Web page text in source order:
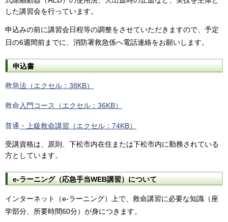
した講習会を行っています。
申込みの前に講習会日程等の調整をさせていただきますので、予定
日の6週間前までに、消防署救急係へ電話連絡をお願いします。
申込書
救急法（エクセル：38KB）
救命入門コース（エクセル：36KB）
普通 ・上級救命講習（エクセル：74KB）
受講資格は、原則、下松市内在住または下松市内に勤務されている
方としています。
e-ラーニング（応急手当WEB講習）について
インターネット（e-ラーニング）上で、救命講習に必要な知識（座
学部分、所要時間60分）が身につきます。